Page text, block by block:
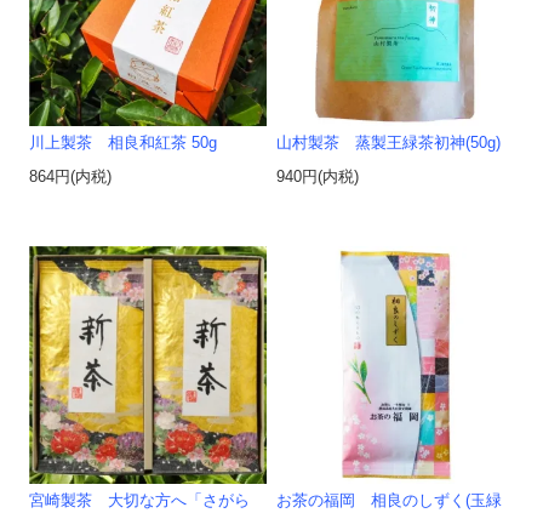
川上製茶 相良和紅茶 50g
864円(内税)
山村製茶 蒸製王緑茶初神(50g)
940円(内税)
宮崎製茶 大切な方へ「さがら
お茶の福岡 相良のしずく(玉緑